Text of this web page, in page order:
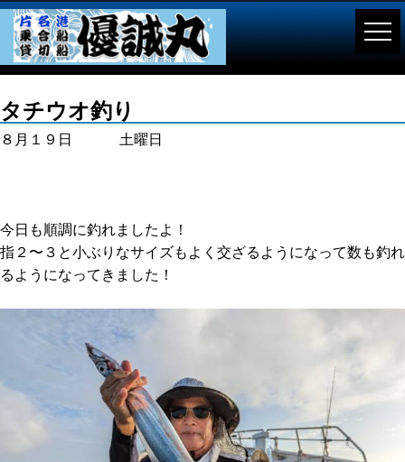
タチウオ釣り
８月１９日 土曜日
今日も順調に釣れましたよ！
指２〜３と小ぶりなサイズもよく交ざるようになって数も釣れ
るようになってきました！